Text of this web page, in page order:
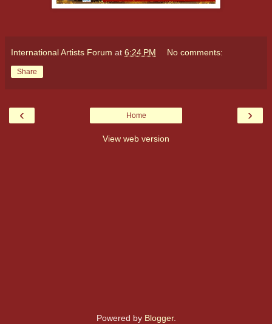
International Artists Forum at 6:24 PM No comments:
Share
‹ ›
Home
View web version
Powered by Blogger.